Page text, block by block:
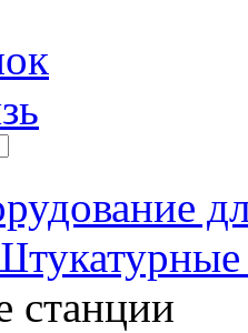
станции